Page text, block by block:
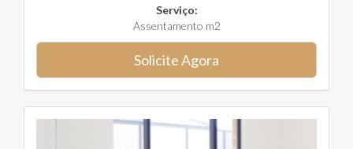
Serviço:
Assentamento m2
Solicite Agora